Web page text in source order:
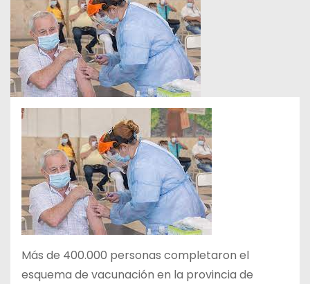
Más de 400.000 personas completaron el
esquema de vacunación en la provincia de